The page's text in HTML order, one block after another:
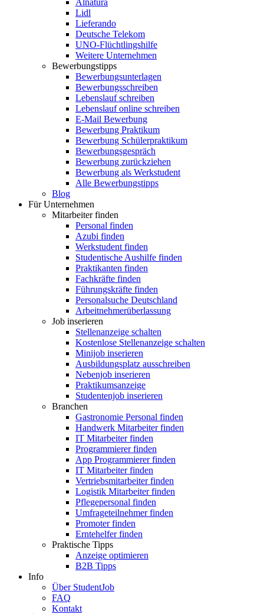
Alnatura
Lidl
Lieferando
Deutsche Telekom
UNO-Flüchtlingshilfe
Weitere Unternehmen
Bewerbungstipps
Bewerbungsunterlagen
Bewerbungsschreiben
Lebenslauf schreiben
Lebenslauf online schreiben
E-Mail Bewerbung
Bewerbung Praktikum
Bewerbung Schülerpraktikum
Bewerbungsgespräch
Bewerbung zurückziehen
Bewerbung als Werkstudent
Alle Bewerbungstipps
Blog
Für Unternehmen
Mitarbeiter finden
Personal finden
Azubi finden
Werkstudent finden
Studentische Aushilfe finden
Praktikanten finden
Fachkräfte finden
Führungskräfte finden
Personalsuche Deutschland
Arbeitnehmerüberlassung
Job inserieren
Stellenanzeige schalten
Kostenlose Stellenanzeige schalten
Minijob inserieren
Ausbildungsplatz ausschreiben
Nebenjob inserieren
Praktikumsanzeige
Studentenjob inserieren
Branchen
Gastronomie Personal finden
Handwerk Mitarbeiter finden
IT Mitarbeiter finden
Programmierer finden
App Programmierer finden
IT Mitarbeiter finden
Vertriebsmitarbeiter finden
Logistik Mitarbeiter finden
Pflegepersonal finden
Umfrageteilnehmer finden
Promoter finden
Erntehelfer finden
Praktische Tipps
Anzeige optimieren
B2B Tipps
Info
Über StudentJob
FAQ
Kontakt